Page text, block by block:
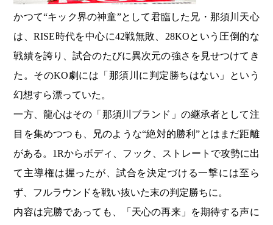
かつて“キック界の神童”として君臨した兄・那須川天心
は、RISE時代を中心に42戦無敗、28KOという圧倒的な
戦績を誇り、試合のたびに異次元の強さを見せつけてき
た。そのKO劇には「那須川に判定勝ちはない」という
幻想すら漂っていた。
一方、龍心はその「那須川ブランド」の継承者として注
目を集めつつも、兄のような“絶対的勝利”とはまだ距離
がある。1Rからボディ、フック、ストレートで攻勢に出
て主導権は握ったが、試合を決定づける一撃には至ら
ず、フルラウンドを戦い抜いた末の判定勝ちに。
内容は完勝であっても、「天心の再来」を期待する声に